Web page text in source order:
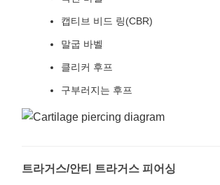
캡티브 비드 링(CBR)
말굽 바벨
클리커 후프
구부러지는 후프
트라거스/안티 트라거스 피어싱